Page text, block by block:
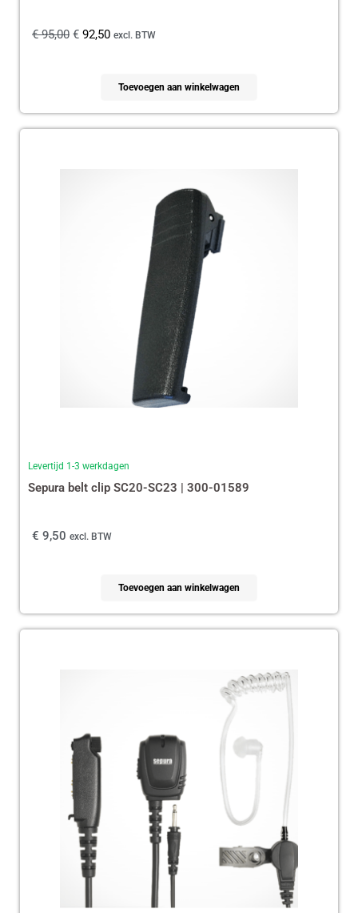
€95,00 € 92,50 excl. BTW
Toevoegen aan winkelwagen
Levertijd 1-3 werkdagen
Sepura belt clip SC20-SC23 | 300-01589
€ 9,50 excl. BTW
Toevoegen aan winkelwagen